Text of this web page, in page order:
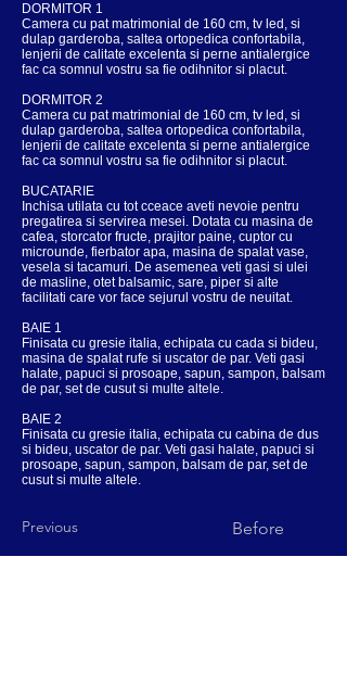
DORMITOR 1
Camera cu pat matrimonial de 160 cm, tv led, si
dulap garderoba, saltea ortopedica confortabila,
lenjerii de calitate excelenta si perne antialergice
fac ca somnul vostru sa fie odihnitor si placut.
DORMITOR 2
Camera cu pat matrimonial de 160 cm, tv led, si
dulap garderoba, saltea ortopedica confortabila,
lenjerii de calitate excelenta si perne antialergice
fac ca somnul vostru sa fie odihnitor si placut.
BUCATARIE
Inchisa utilata cu tot cceace aveti nevoie pentru
pregatirea si servirea mesei. Dotata cu masina de
cafea, storcator fructe, prajitor paine, cuptor cu
microunde, fierbator apa, masina de spalat vase,
vesela si tacamuri. De asemenea veti gasi si ulei
de masline, otet balsamic, sare, piper si alte
facilitati care vor face sejurul vostru de neuitat.
BAIE 1
Finisata cu gresie italia, echipata cu cada si bideu,
masina de spalat rufe si uscator de par. Veti gasi
halate, papuci si prosoape, sapun, sampon, balsam
de par, set de cusut si multe altele.
BAIE 2
Finisata cu gresie italia, echipata cu cabina de dus
si bideu, uscator de par. Veti gasi halate, papuci si
prosoape, sapun, sampon, balsam de par, set de
cusut si multe altele.
Previous Before